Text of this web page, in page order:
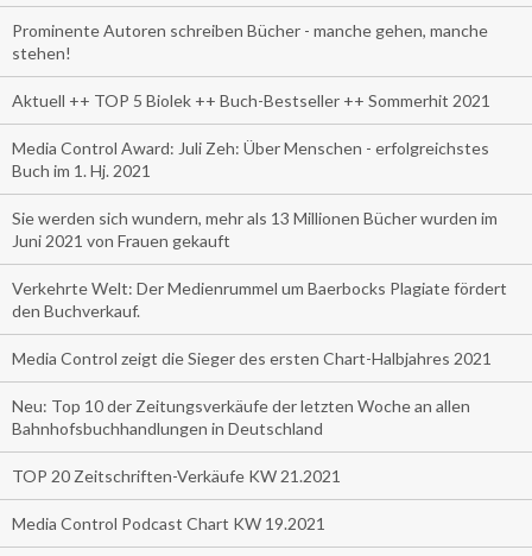
Prominente Autoren schreiben Bücher - manche gehen, manche
stehen!
Aktuell ++ TOP 5 Biolek ++ Buch-Bestseller ++ Sommerhit 2021
Media Control Award: Juli Zeh: Über Menschen - erfolgreichstes
Buch im 1. Hj. 2021
Sie werden sich wundern, mehr als 13 Millionen Bücher wurden im
Juni 2021 von Frauen gekauft
Verkehrte Welt: Der Medienrummel um Baerbocks Plagiate fördert
den Buchverkauf.
Media Control zeigt die Sieger des ersten Chart-Halbjahres 2021
Neu: Top 10 der Zeitungsverkäufe der letzten Woche an allen
Bahnhofsbuchhandlungen in Deutschland
TOP 20 Zeitschriften-Verkäufe KW 21.2021
Media Control Podcast Chart KW 19.2021